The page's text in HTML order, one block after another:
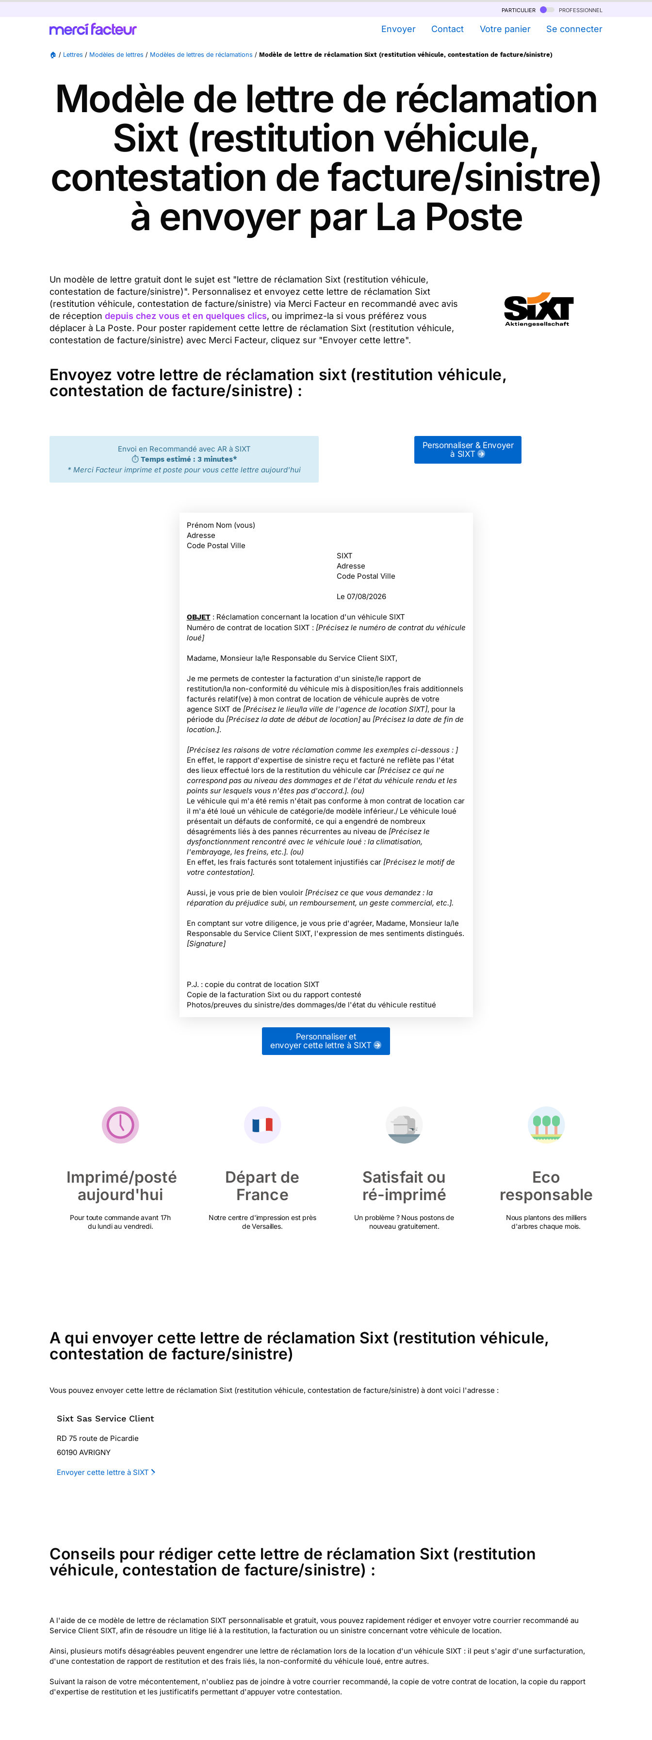
particulier professionnel
Envoyer Contact Votre panier Se connecter
🏠 / Lettres / Modèles de lettres / Modèles de lettres de réclamations / Modèle de lettre de réclamation Sixt (restitution véhicule, contestation de facture/sinistre)
Modèle de lettre de réclamation
Sixt (restitution véhicule,
contestation de facture/sinistre)
à envoyer par La Poste
Un modèle de lettre gratuit dont le sujet est "lettre de réclamation Sixt (restitution véhicule,
contestation de facture/sinistre)". Personnalisez et envoyez cette lettre de réclamation Sixt
(restitution véhicule, contestation de facture/sinistre) via Merci Facteur en recommandé avec avis
de réception depuis chez vous et en quelques clics, ou imprimez-la si vous préférez vous
déplacer à La Poste. Pour poster rapidement cette lettre de réclamation Sixt (restitution véhicule,
contestation de facture/sinistre) avec Merci Facteur, cliquez sur "Envoyer cette lettre".
Envoyez votre lettre de réclamation sixt (restitution véhicule,
contestation de facture/sinistre) :
Envoi en Recommandé avec AR à SIXT
⏱️ Temps estimé : 3 minutes*
* Merci Facteur imprime et poste pour vous cette lettre aujourd'hui
Personnaliser & Envoyer
à SIXT
Prénom Nom (vous)
Adresse
Code Postal Ville
SIXT
Adresse
Code Postal Ville
Le 07/08/2026
OBJET : Réclamation concernant la location d'un véhicule SIXT
Numéro de contrat de location SIXT : [Précisez le numéro de contrat du véhicule
loué]
Madame, Monsieur la/le Responsable du Service Client SIXT,
Je me permets de contester la facturation d'un siniste/le rapport de
restitution/la non-conformité du véhicule mis à disposition/les frais additionnels
facturés relatif(ve) à mon contrat de location de véhicule auprès de votre
agence SIXT de [Précisez le lieu/la ville de l'agence de location SIXT], pour la
période du [Précisez la date de début de location]au [Précisez la date de fin de
location.].
[Précisez les raisons de votre réclamation comme les exemples ci-dessous : ]
En effet, le rapport d'expertise de sinistre reçu et facturé ne reflète pas l'état
des lieux effectué lors de la restitution du véhicule car [Précisez ce qui ne
correspond pas au niveau des dommages et de l'état du véhicule rendu et les
points sur lesquels vous n'êtes pas d'accord.]. (ou)
Le véhicule qui m'a été remis n'était pas conforme à mon contrat de location car
il m'a été loué un véhicule de catégorie/de modèle inférieur./ Le véhicule loué
présentait un défauts de conformité, ce qui a engendré de nombreux
désagréments liés à des pannes récurrentes au niveau de [Précisez le
dysfonctionnment rencontré avec le véhicule loué : la climatisation,
l'embrayage, les freins, etc.]. (ou)
En effet, les frais facturés sont totalement injustifiés car [Précisez le motif de
votre contestation].
Aussi, je vous prie de bien vouloir[Précisez ce que vous demandez : la
réparation du préjudice subi, un remboursement, un geste commercial, etc.].
En comptant sur votre diligence, je vous prie d'agréer, Madame, Monsieur la/le
Responsable du Service Client SIXT, l'expression de mes sentiments distingués.
[Signature]
P.J. : copie du contrat de location SIXT
Copie de la facturation Sixt ou du rapport contesté
Photos/preuves du sinistre/des dommages/de l'état du véhicule restitué
Personnaliser et
envoyer cette lettre à SIXT
Imprimé/posté
aujourd'hui
Pour toute commande avant 17h
du lundi au vendredi.
Départ de
France
Notre centre d'impression est près
de Versailles.
Satisfait ou
ré-imprimé
Un problème ? Nous postons de
nouveau gratuitement.
Eco
responsable
Nous plantons des milliers
d'arbres chaque mois.
A qui envoyer cette lettre de réclamation Sixt (restitution véhicule,
contestation de facture/sinistre)
Vous pouvez envoyer cette lettre de réclamation Sixt (restitution véhicule, contestation de facture/sinistre) à dont voici l'adresse :
Sixt Sas Service Client
RD 75 route de Picardie
60190 AVRIGNY
Envoyer cette lettre à SIXT
Conseils pour rédiger cette lettre de réclamation Sixt (restitution
véhicule, contestation de facture/sinistre) :
A l'aide de ce modèle de lettre de réclamation SIXT personnalisable et gratuit, vous pouvez rapidement rédiger et envoyer votre courrier recommandé au
Service Client SIXT, afin de résoudre un litige lié à la restitution, la facturation ou un sinistre concernant votre véhicule de location.
Ainsi, plusieurs motifs désagréables peuvent engendrer une lettre de réclamation lors de la location d'un véhicule SIXT : il peut s'agir d'une surfacturation,
d'une contestation de rapport de restitution et des frais liés, la non-conformité du véhicule loué, entre autres.
Suivant la raison de votre mécontentement, n'oubliez pas de joindre à votre courrier recommandé, la copie de votre contrat de location, la copie du rapport
d'expertise de restitution et les justificatifs permettant d'appuyer votre contestation.